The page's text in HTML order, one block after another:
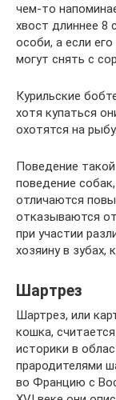
чем-то
хвост длиннее 8
особи, а если
могут снять с
Курильские
хотя купаться
охотятся на рыбу.
Поведение
поведение
отличаются
отказываются
при участии
хозяину в зубах,
Шартрез
Шартрез, или
кошка,
историки в
прародителями
во Францию с